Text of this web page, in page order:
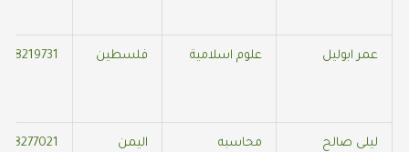
عمر ابوليل علوم اسلامية فلسطين
ليلى صالح
محاسبه اليمن 778277021